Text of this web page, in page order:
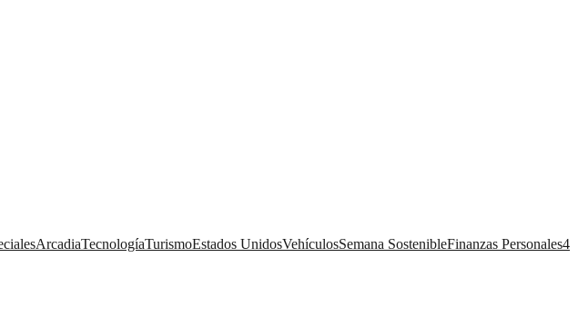
ArcadiaTecnologíaTurismoEstados UnidosVehículosSemana SostenibleFinanzas Personales4